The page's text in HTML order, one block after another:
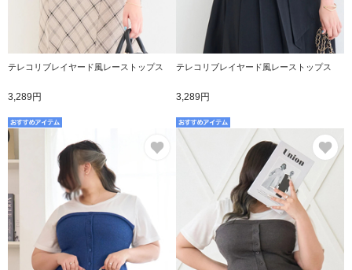
テレコリブレイヤード風レーストップス
3,289円
テレコリブレイヤード風レーストップス
3,289円
お気に入り